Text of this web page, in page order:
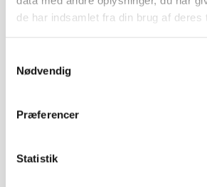
de har indsamlet fra din brug af deres
Nødvendig
Præferencer
Statistik
− +